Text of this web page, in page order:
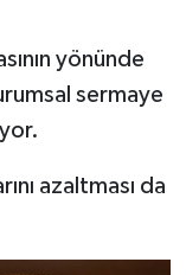
yönünde
sermaye
azaltması da